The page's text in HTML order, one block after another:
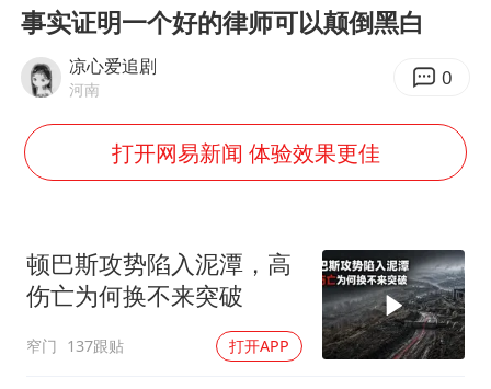
弹药库存告急 美军补货难
日本籍女网红在韩直播时自杀身亡
汕头市政府被约谈
南太行山失联女孩最后信号不在山林
总书记关心百姓身边这些民生大事
事实证明一个好的律师可以颠倒黑白
凉心爱追剧
河南 0
打开网易新闻 体验效果更佳
顿巴斯攻势陷入泥潭，高
伤亡为何换不来突破
窄门 137跟贴 打开APP